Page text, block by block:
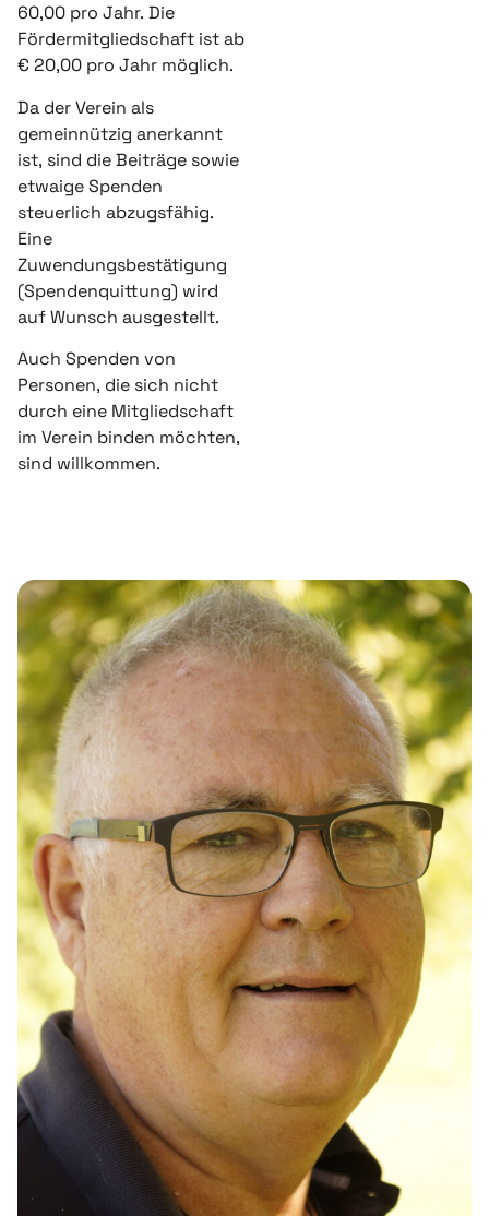
60,00 pro Jahr. Die
Fördermitgliedschaft ist ab
€ 20,00 pro Jahr möglich.
Da der Verein als
gemeinnützig anerkannt
ist, sind die Beiträge sowie
etwaige Spenden
steuerlich abzugsfähig.
Eine
Zuwendungsbestätigung
(Spendenquittung) wird
auf Wunsch ausgestellt.
Auch Spenden von
Personen, die sich nicht
durch eine Mitgliedschaft
im Verein binden möchten,
sind willkommen.